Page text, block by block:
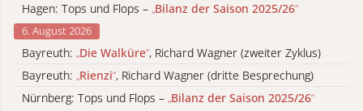
Hagen: Tops und Flops – „Bilanz der Saison 2025/26“
6. August 2026
Bayreuth: „Die Walküre“, Richard Wagner (zweiter Zyklus)
Bayreuth: „Rienzi“, Richard Wagner (dritte Besprechung)
Nürnberg: Tops und Flops – „Bilanz der Saison 2025/26“